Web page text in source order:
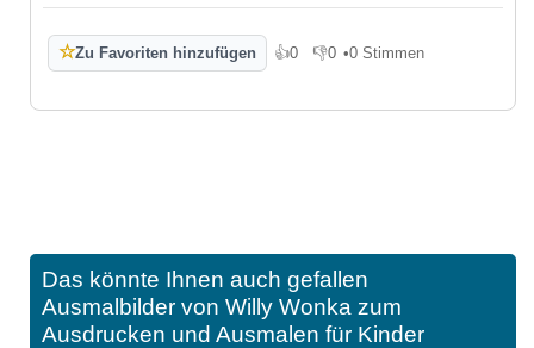
☆Zu Favoriten hinzufügen 👍0
Gefällt mir
👎0
Gefällt mir nicht
•0 Stimmen
Das könnte Ihnen auch gefallen
Ausmalbilder von Willy Wonka zum
Ausdrucken und Ausmalen für Kinder